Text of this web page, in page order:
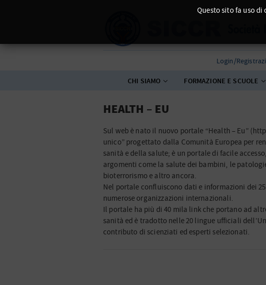
Login/
CHI SIAMO FORMAZIONE E SCUOLE
HEALTH – EU
Sul web è nato il nuovo portale “Health – Eu”
unico” progettato dalla Comunità Europea per
sanità e della salute; è un portale di facile
argomenti come la salute dei bambini, le
bioterrorismo e altro ancora.
Nel portale confluiscono dati e informazioni dei
numerose organizzazioni internazionali.
Il portale ha più di 40 mila link che portano ad
sanità ed è tradotto nelle 20 lingue ufficiali
contributo di scienziati ed esperti selezionati.
Questo sito fa uso